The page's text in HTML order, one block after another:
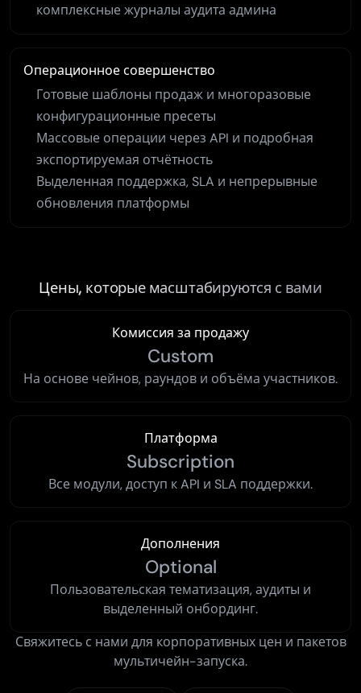
комплексные журналы аудита админа
Операционное совершенство
Готовые шаблоны продаж и многоразовые
конфигурационные пресеты
Массовые операции через API и подробная
экспортируемая отчётность
Выделенная поддержка, SLA и непрерывные
обновления платформы
Цены, которые масштабируются с вами
Комиссия за продажу
Custom
На основе чейнов, раундов и объёма участников.
Платформа
Subscription
Все модули, доступ к API и SLA поддержки.
Дополнения
Optional
Пользовательская тематизация, аудиты и
выделенный онбординг.
Свяжитесь с нами для корпоративных цен и пакетов
мультичейн-запуска.